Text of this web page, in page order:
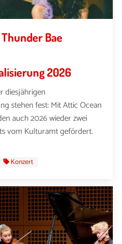
Bae
2026
diesjährigen
stehen fest: Mit Attic Ocean
auch 2026 wieder zwei
vom Kulturamt gefördert.
Konzert